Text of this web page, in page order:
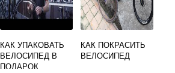
КАК УПАКОВАТЬ
ВЕЛОСИПЕД В
ПОДАРОК
КАК ПОКРАСИТЬ
ВЕЛОСИПЕД